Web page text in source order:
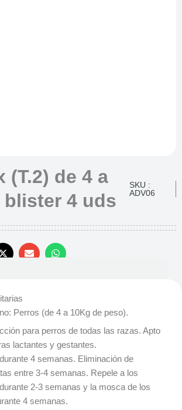
(T.2) de 4 a
blister 4 uds
SKU :
ADV06
Perros (de 4 a 10Kg de peso).
para perros de todas las razas. Apto
lactantes y gestantes.
4 semanas. Eliminación de
entre 3-4 semanas. Repele a los
2-3 semanas y la mosca de los
4 semanas.